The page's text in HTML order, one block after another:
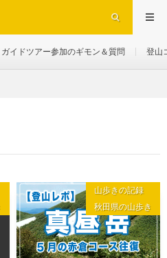
ガイドツアー参加のギモン＆質問 登山
山歩きの記録
秋田県の山歩き